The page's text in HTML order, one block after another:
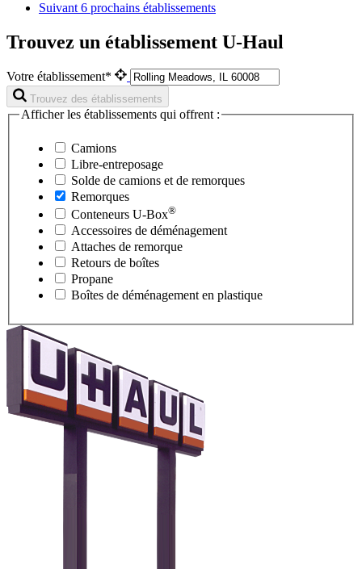
Suivant 6 prochains établissements
Trouvez un établissement U-Haul
Votre établissement*
Trouvez des établissements
Afficher les établissements qui offrent :
Camions
Libre-entreposage
Solde de camions et de remorques
Remorques
Conteneurs U-Box®
Accessoires de déménagement
Attaches de remorque
Retours de boîtes
Propane
Boîtes de déménagement en plastique